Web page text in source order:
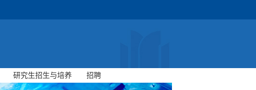
研究生招生与培养 招聘